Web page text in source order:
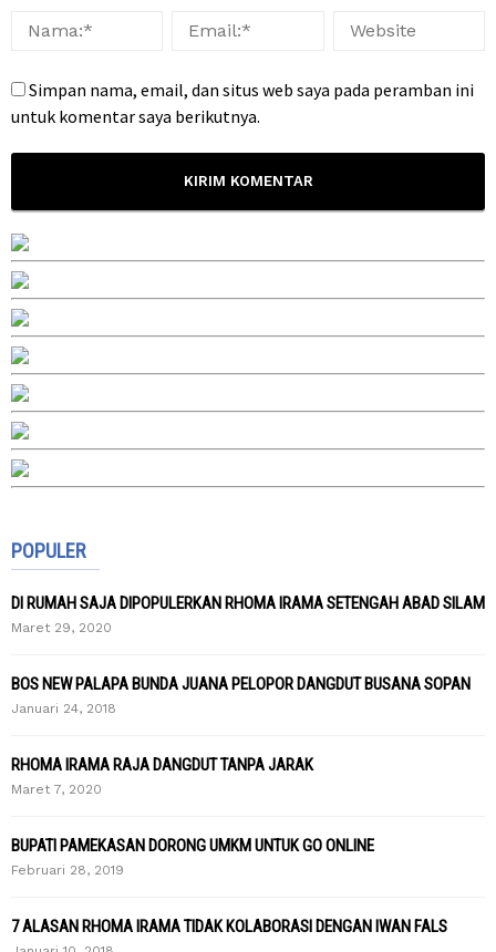
Simpan nama, email, dan situs web saya pada peramban ini
untuk komentar saya berikutnya.
POPULER
DI RUMAH SAJA DIPOPULERKAN RHOMA IRAMA SETENGAH ABAD SILAM
Maret 29, 2020
BOS NEW PALAPA BUNDA JUANA PELOPOR DANGDUT BUSANA SOPAN
Januari 24, 2018
RHOMA IRAMA RAJA DANGDUT TANPA JARAK
Maret 7, 2020
BUPATI PAMEKASAN DORONG UMKM UNTUK GO ONLINE
Februari 28, 2019
7 ALASAN RHOMA IRAMA TIDAK KOLABORASI DENGAN IWAN FALS